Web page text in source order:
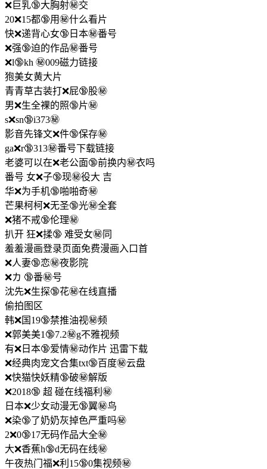
❌巨乳🔞大胸射㊙️交
20❌15都🔞用㊙️什么看片
快❌递背心女🔞日本㊙️番号
❌强🔞迫的作品㊙️番号
❌l🔞kh ㊙️009磁力链接
狍美女黄大片
青青草古装打❌屁🔞股㊙️
男❌生全裸的照🔞片㊙️
s❌sn🔞i373㊙️
影音先锋文❌件🔞保存㊙️
ga❌r🔞313㊙️番号下载链接
老婆可以在❌老公面🔞前换内㊙️衣吗
番号 女❌子🔞现㊙️役大 吉
华❌为手机🔞啪啪奇㊙️
芒果柯柯❌无圣🔞光㊙️全套
❌猪不戒🔞伦理㊙️
扒开 狂❌揉🔞 难受女㊙️同
羞羞漫画登录页面免费漫画入口首
❌人妻🔞恋㊙️夜影院
❌カ 🔞番㊙️号
沈先❌生探🔞花㊙️在线直播
偷拍图区
韩❌国19🔞禁推油视㊙️频
❌郭美美1🔞7.2㊙️g不雅视频
有❌日本🔞爱情㊙️动作片 迅雷下载
❌经典肉宠文合集txt🔞百度㊙️云盘
❌快猫快妖精🔞破㊙️解版
❌2018🔞 超 碰在线福利㊙️
日本❌少女动漫无🔞翼㊙️鸟
❌染🔞了奶奶灰掉色严重吗㊙️
2❌0🔞17无码作品大全㊙️
大❌香蕉h🔞d无码在线㊙️
午夜热门福❌利15🔞0集视频㊙️